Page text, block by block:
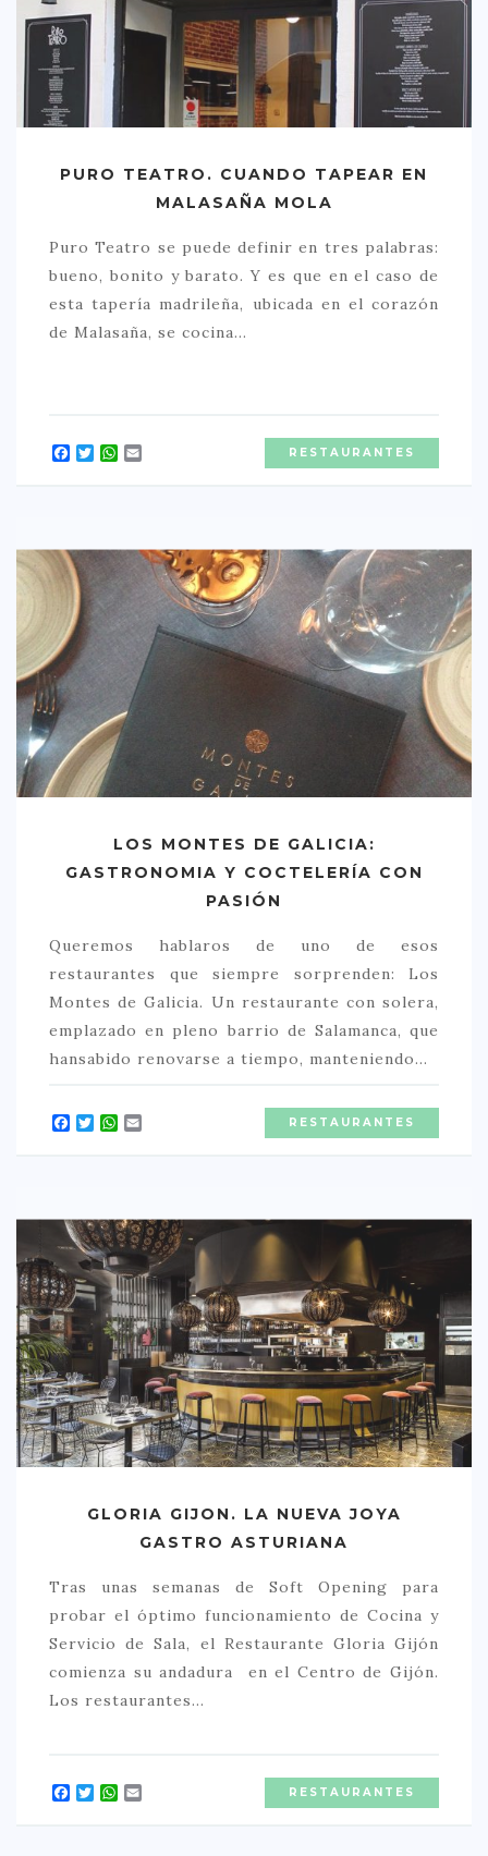
LIFESTYLE
BEAUTY
CONOCIENDO A …
EVENTOS POP UP
HEALTHY
SELECCIONES MESADE2
MAPA
PURO TEATRO. CUANDO TAPEAR EN
MALASAÑA MOLA
Puro Teatro se puede definir en tres palabras:
bueno, bonito y barato. Y es que en el caso de
esta tapería madrileña, ubicada en el corazón
de Malasaña, se cocina…
Facebook
Twitter
WhatsApp RESTAURANTES
LOS MONTES DE GALICIA:
GASTRONOMIA Y COCTELERÍA CON
PASIÓN
Queremos hablaros de uno de esos
restaurantes que siempre sorprenden: Los
Montes de Galicia. Un restaurante con solera,
emplazado en pleno barrio de Salamanca, que
hansabido renovarse a tiempo, manteniendo…
Facebook
Twitter
WhatsApp RESTAURANTES
GLORIA GIJON. LA NUEVA JOYA
GASTRO ASTURIANA
Tras unas semanas de Soft Opening para
probar el óptimo funcionamiento de Cocina y
Servicio de Sala, el Restaurante Gloria Gijón
comienza su andadura en el Centro de Gijón.
Los restaurantes…
Facebook
Twitter
WhatsApp RESTAURANTES